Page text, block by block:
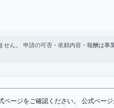
ん。 申請の可否・依頼内容・報酬は事
ージをご確認ください。 公式ペー